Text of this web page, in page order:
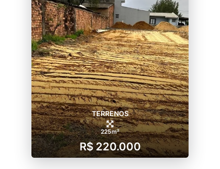
TERRENOS
225m²
R$ 220.000